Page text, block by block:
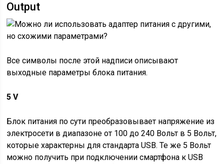
Output
Все символы после этой надписи описывают
выходные параметры блока питания.
5 V
Блок питания по сути преобразовывает напряжение из
электросети в диапазоне от 100 до 240 Вольт в 5 Вольт,
которые характерны для стандарта USB. Те же 5 Вольт
можно получить при подключении смартфона к USB